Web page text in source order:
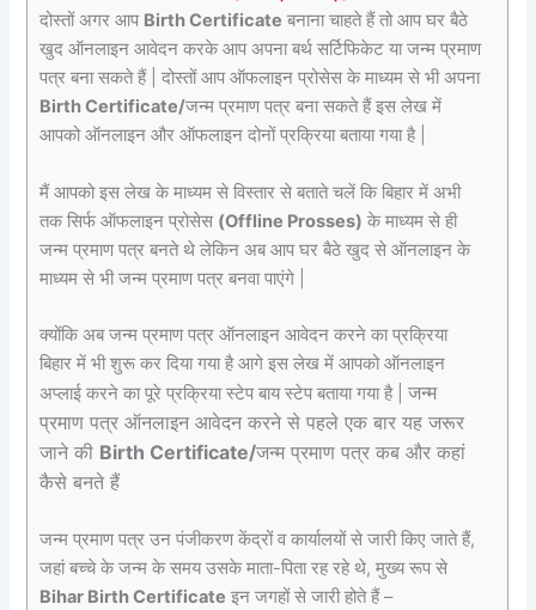
दोस्तों अगर आप Birth Certificate बनाना चाहते हैं तो आप घर बैठे
खुद ऑनलाइन आवेदन करके आप अपना बर्थ सर्टिफिकेट या जन्म प्रमाण
पत्र बना सकते हैं | दोस्तों आप ऑफलाइन प्रोसेस के माध्यम से भीअपना
Birth Certificate/जन्म प्रमाण पत्र बना सकते हैं इस लेख में
आपको ऑनलाइन और ऑफलाइन दोनों प्रक्रिया बताया गया है |
मैं आपको इस लेख के माध्यम से विस्तार से बताते चलें कि बिहार में अभी
तक सिर्फ ऑफलाइन प्रोसेस (Offline Prosses) के माध्यम से ही
जन्म प्रमाण पत्र बनते थे लेकिन अब आप घर बैठे खुद से ऑनलाइन के
माध्यम से भी जन्म प्रमाण पत्र बनवा पाएंगे |
क्योंकि अब जन्म प्रमाण पत्र ऑनलाइन आवेदन करने का प्रक्रिया
बिहार में भी शुरू कर दिया गया है आगे इस लेख में आपको ऑनलाइन
अप्लाई करने का पूरे प्रक्रिया स्टेप बाय स्टेप बताया गया है |जन्म
प्रमाण पत्र ऑनलाइन आवेदन करने से पहले एक बार यह जरूर
जाने की Birth Certificate/जन्म प्रमाण पत्र कब और कहां
कैसे बनते हैं
जन्म प्रमाण पत्र उन पंजीकरण केंद्रों व कार्यालयों से जारी किए जाते हैं,
जहां बच्चे के जन्म के समय उसके माता-पिता रह रहे थे, मुख्य रूप से
Bihar Birth Certificate इन जगहों से जारी होते हैं –